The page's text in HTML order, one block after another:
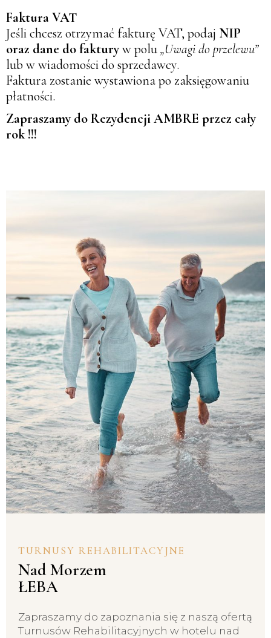
Faktura VAT
Jeśli chcesz otrzymać fakturę VAT, podaj NIP
oraz dane do fakturyw polu„Uwagi do przelewu”
lub w wiadomości do sprzedawcy.
Faktura zostanie wystawiona po zaksięgowaniu
płatności.
Zapraszamy do Rezydencji AMBRE przez cały
rok !!!
TURNUSY REHABILITACYJNE
Nad Morzem
ŁEBA
Zapraszamy do zapoznania się z naszą ofertą
Turnusów Rehabilitacyjnych w hotelu nad